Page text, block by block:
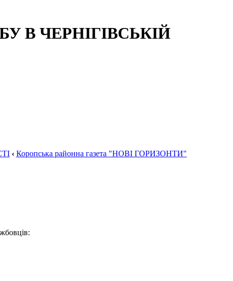
ЧЕРНІГІВСЬКІЙ
‹ Коропська районна газета "НОВІ ГОРИЗОНТИ"